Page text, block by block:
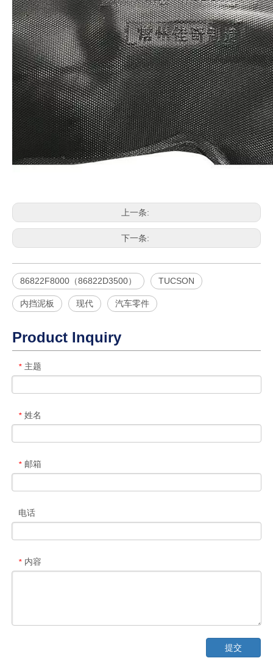
上一条:
下一条:
86822F8000（86822D3500） TUCSON
内挡泥板 现代 汽车零件
Product Inquiry
* 主题
* 姓名
* 邮箱
电话
* 内容
提交